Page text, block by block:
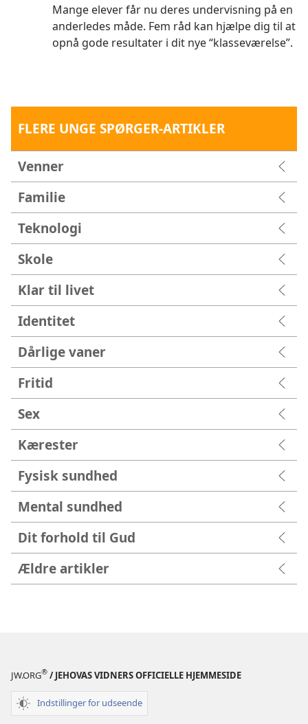
Mange elever får nu deres undervisning på en
anderledes måde. Fem råd kan hjælpe dig til at
opnå gode resultater i dit nye “klasseværelse”.
FLERE UNGE SPØRGER-ARTIKLER
Venner
Familie
Teknologi
Skole
Klar til livet
Identitet
Dårlige vaner
Fritid
Sex
Kærester
Fysisk sundhed
Mental sundhed
Dit forhold til Gud
Ældre artikler
JW.ORG® / JEHOVAS VIDNERS OFFICIELLE HJEMMESIDE
Indstillinger for udseende